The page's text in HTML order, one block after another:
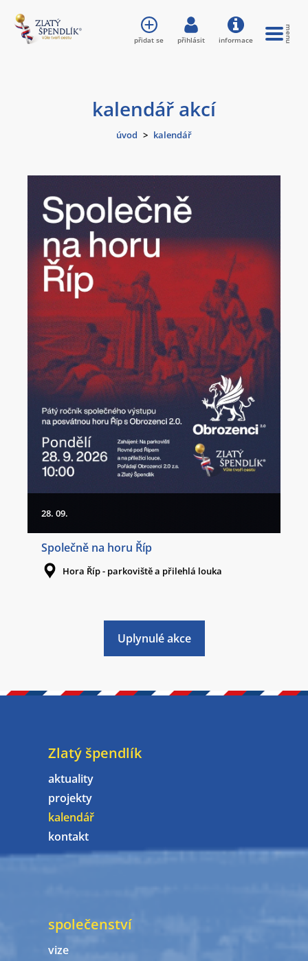
kalendář akcí
úvod > kalendář
28. 09.
Společně na horu Říp
Hora Říp - parkoviště a přilehlá louka
Uplynulé akce
přidat se přihlásit informace
Zlatý špendlík
aktuality
projekty
kalendář
kontakt
společenství
vize